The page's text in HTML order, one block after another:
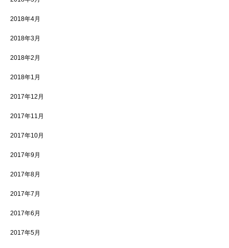
2018年4月
2018年3月
2018年2月
2018年1月
2017年12月
2017年11月
2017年10月
2017年9月
2017年8月
2017年7月
2017年6月
2017年5月